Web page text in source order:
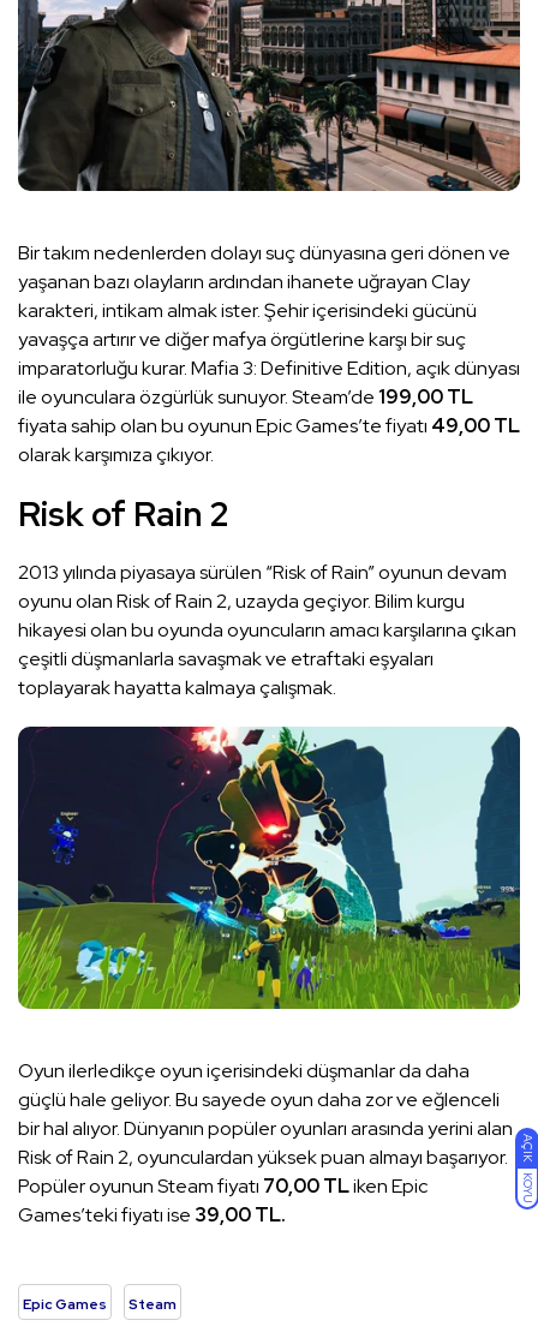
AÇIK
KOYU
Bir takım nedenlerden dolayı suç dünyasına geri dönen ve
yaşanan bazı olayların ardından ihanete uğrayan Clay
karakteri, intikam almak ister. Şehir içerisindeki gücünü
yavaşça artırır ve diğer mafya örgütlerine karşı bir suç
imparatorluğu kurar. Mafia 3: Definitive Edition, açık dünyası
ile oyunculara özgürlük sunuyor. Steam’de 199,00 TL
fiyata sahip olan bu oyunun Epic Games’te fiyatı 49,00 TL
olarak karşımıza çıkıyor.
Risk of Rain 2
2013 yılında piyasaya sürülen “Risk of Rain” oyunun devam
oyunu olan Risk of Rain 2, uzayda geçiyor. Bilim kurgu
hikayesi olan bu oyunda oyuncuların amacı karşılarına çıkan
çeşitli düşmanlarla savaşmak ve etraftaki eşyaları
toplayarak hayatta kalmaya çalışmak.
Oyun ilerledikçe oyun içerisindeki düşmanlar da daha
güçlü hale geliyor. Bu sayede oyun daha zor ve eğlenceli
bir hal alıyor. Dünyanın popüler oyunları arasında yerini alan
Risk of Rain 2, oyunculardan yüksek puan almayı başarıyor.
Popüler oyunun Steam fiyatı 70,00 TLiken Epic
Games’teki fiyatı ise 39,00 TL.
Epic Games Steam